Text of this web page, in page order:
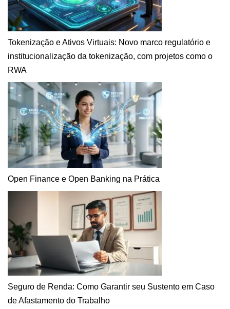
Tokenização e Ativos Virtuais: Novo marco regulatório e
institucionalização da tokenização, com projetos como o
RWA
Open Finance e Open Banking na Prática
Seguro de Renda: Como Garantir seu Sustento em Caso
de Afastamento do Trabalho